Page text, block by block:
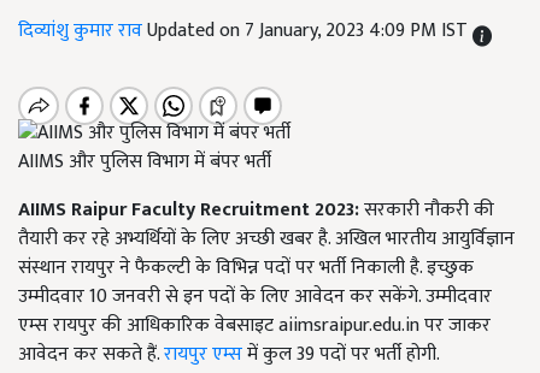
दिव्यांशु कुमार रावUpdated on 7 January, 2023 4:09 PM IST
AIIMS और पुलिस विभाग में बंपर भर्ती
AIIMS Raipur Faculty Recruitment2023:सरकारी नौकरी की
तैयारी कर रहे अभ्यर्थियों के लिए अच्छी खबर है. अखिल भारतीय आयुर्विज्ञान
संस्थान रायपुर ने फैकल्टी के विभिन्न पदों पर भर्ती निकाली है. इच्छुक
उम्मीदवार 10 जनवरी से इन पदों के लिए आवेदन कर सकेंगे. उम्मीदवार
एम्स रायपुर की आधिकारिक वेबसाइट aiimsraipur.edu.in पर जाकर
आवेदन कर सकते हैं.रायपुर एम्समें कुल 39 पदों पर भर्ती होगी.